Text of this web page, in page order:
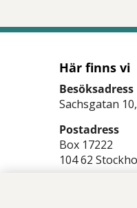
Här finns vi
Besöksadress
Sachsgatan
Postadress
Box 17222
104 62